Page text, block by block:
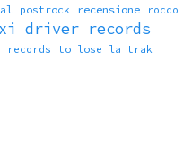
postrock recensione
rocco
driver records
records to lose la trak